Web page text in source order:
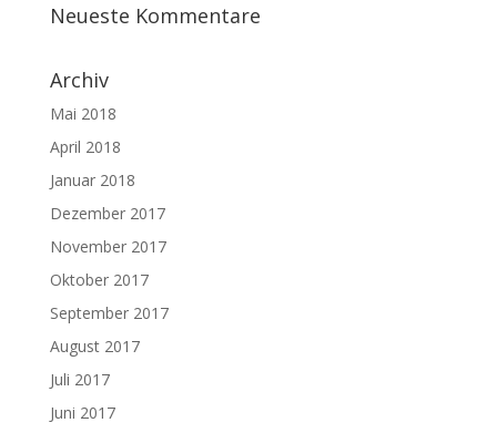
Neueste Kommentare
Archiv
Mai 2018
April 2018
Januar 2018
Dezember 2017
November 2017
Oktober 2017
September 2017
August 2017
Juli 2017
Juni 2017